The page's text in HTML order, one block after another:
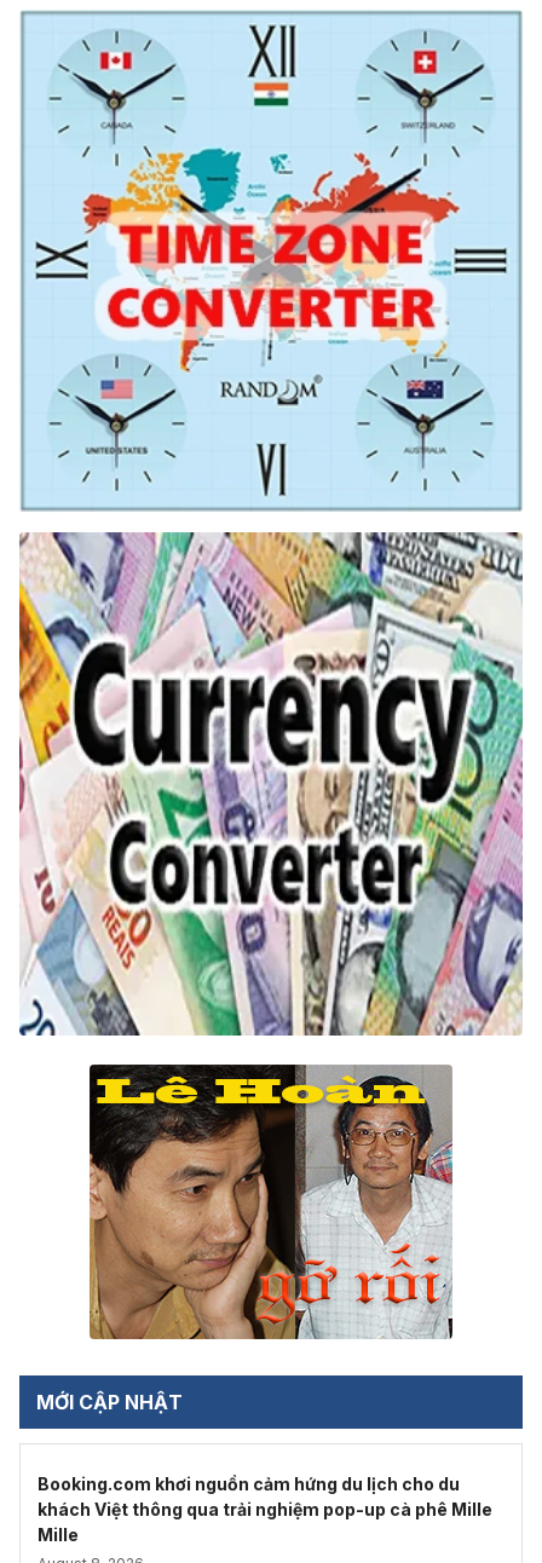
MỚI CẬP NHẬT
Booking.com khơi nguồn cảm hứng du lịch cho du
khách Việt thông qua trải nghiệm pop-up cà phê Mille
Mille